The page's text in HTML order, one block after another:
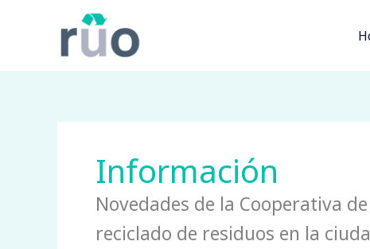
Información
Novedades de la Cooperativa
reciclado de residuos en la